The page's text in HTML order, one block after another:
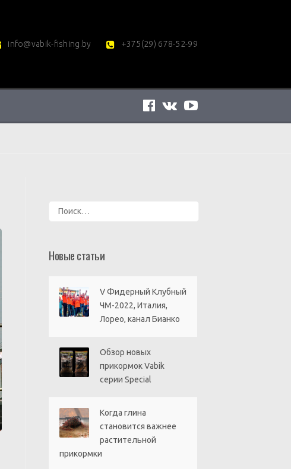
info@vabik-fishing.by +375(29) 678-52-99
Найти:
Новые статьи
V Фидерный Клубный
ЧМ-2022, Италия,
Лорео, канал Бианко
Обзор новых
прикормок Vabik
серии Special
Когда глина
становится важнее
растительной
прикормки